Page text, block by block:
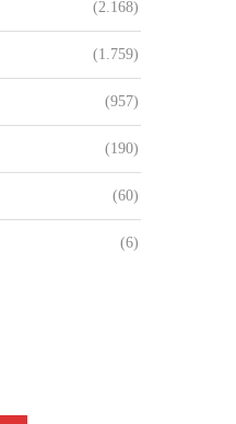
(2.168)
(1.759)
(957)
(190)
(60)
(6)